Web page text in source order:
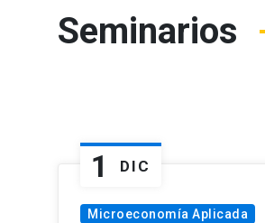
Seminarios
1 DIC
Microeconomía Aplicada